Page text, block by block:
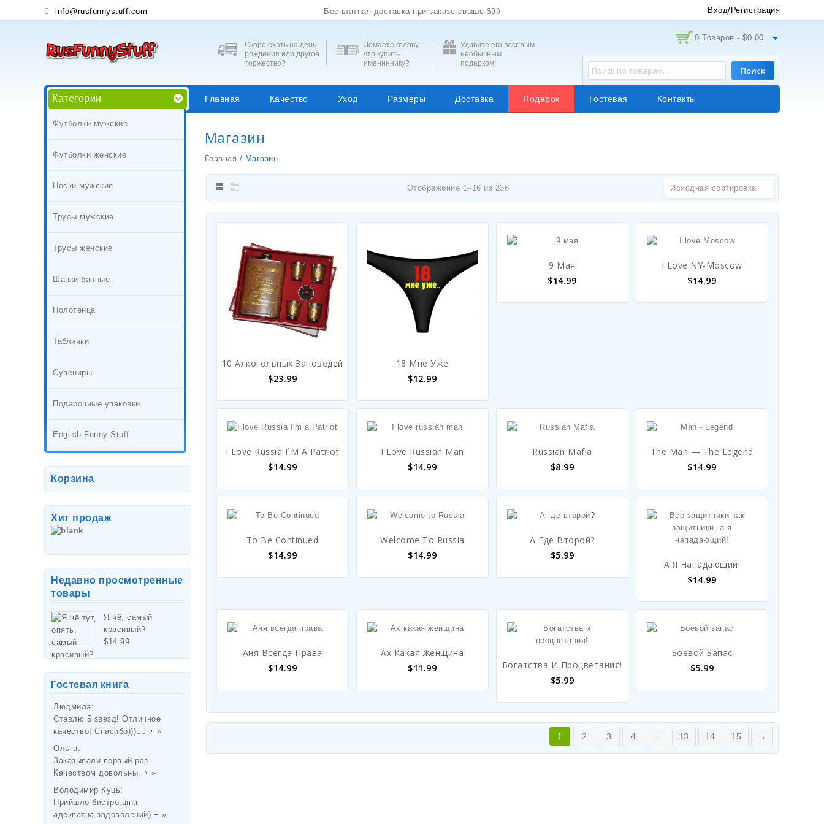
info@rusfunnystuff.com Бесплатная доставка при заказе свыше $99 Вход/Регистрация
Скоро ехать на день
рождения или другое
торжество?
Ломаете голову
что купить
имениннику?
Удивите его веселым
необычным
подарком!
0 Товаров - $0.00
Поиск
Категории
Футболки мужские
Футболки женские
Носки мужские
Трусы мужские
Трусы женские
Шапки банные
Полотенца
Таблички
Сувениры
Подарочные упаковки
English Funny Stuff
Главная Качество Уход Размеры Доставка Подарок Гостевая Контакты
Магазин
Главная / Магазин
Отображение 1–16 из 236 Исходная сортировка
10 Алкогольных Заповедей
$23.99
18 Мне Уже
$12.99
9 Мая
$14.99
I Love NY-Moscow
$14.99
I Love Russia I`m A Patriot
$14.99
I Love Russian Man
$14.99
Russian Mafia
$8.99
The Man — The Legend
$14.99
To Be Continued
$14.99
Welcome To Russia
$14.99
А Где Второй?
$5.99
А Я Нападающий!
$14.99
Аня Всегда Права
$14.99
Ах Какая Женщина
$11.99
Богатства И Процветания!
$5.99
Боевой Запас
$5.99
1 2 3 4 13 14 15 →
Корзина
Хит продаж
Недавно просмотренные
товары
Я чё, самый
красивый?
$14.99
Гостевая книга
Людмила:
Ставлю 5 звезд! Отличное
качество! Спасибо)))👌🏻
»
Ольга:
Заказывали первый раз.
Качеством довольны.
»
Володимир Куць:
Прийшло бистро,ціна
адекватна,задоволений)
»